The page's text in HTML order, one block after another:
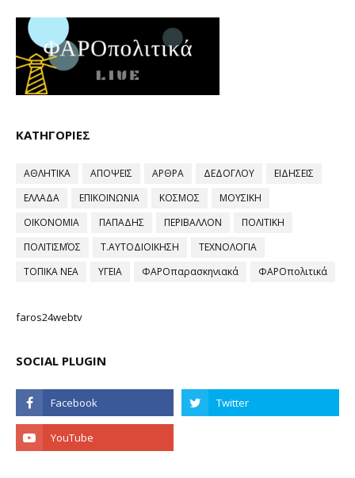
ΚΑΤΗΓΟΡΙΕΣ
ΑΘΛΗΤΙΚΑ ΑΠΟΨΕΙΣ ΑΡΘΡΑ ΔΕΔΟΓΛΟΥ
ΕΙΔΗΣΕΙΣ
ΕΛΛΑΔΑ
ΕΠΙΚΟΙΝΩΝΙΑ ΚΟΣΜΟΣ
ΜΟΥΣΙΚΗ
ΟΙΚΟΝΟΜΙΑ
ΠΑΠΑΔΗΣ ΠΕΡΙΒΑΛΛΟΝ
ΠΟΛΙΤΙΚΗ
ΠΟΛΙΤΙΣΜΌΣ
Τ.ΑΥΤΟΔΙΟΙΚΗΣΗ
ΤΕΧΝΟΛΟΓΙΑ
ΤΟΠΙΚΑ ΝΕΑ
ΥΓΕΙΑ ΦΑΡΟπαρασκηνιακά ΦΑΡΟπολιτικά
faros24webtv
SOCIAL PLUGIN